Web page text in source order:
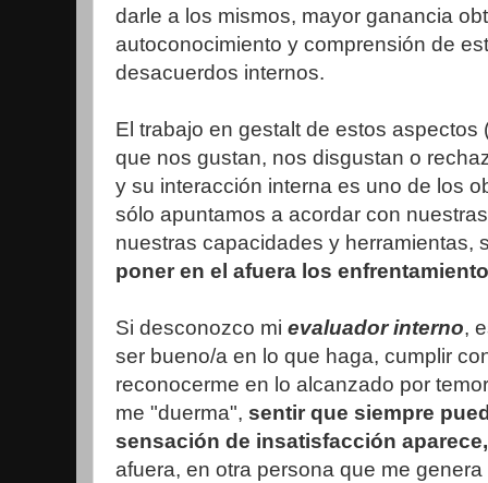
darle a los mismos, mayor ganancia
autoconocimiento y comprensión de
desacuerdos internos.
El trabajo en gestalt de estos
que nos gustan, nos disgustan o
y su interacción interna es uno de los
sólo apuntamos a acordar con
nuestras capacidades y herramientas,
poner en el afuera los
Si desconozco mi evaluador interno,
ser bueno/a en lo que haga, cumplir
reconocerme en lo alcanzado por
me "duerma", sentir que siempre
sensación de insatisfacción aparece,
afuera, en otra persona que me